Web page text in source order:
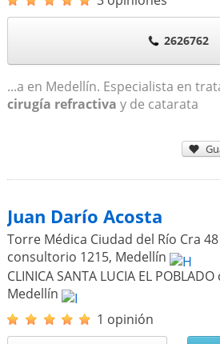
2626762
...a en Medellín. Especialista en
cirugía refractiva y de catarata
Juan Darío Acosta
Torre Médica Ciudad del Río Cra
consultorio 1215, Medellín
CLINICA SANTA LUCIA EL
Medellín
1 opinión